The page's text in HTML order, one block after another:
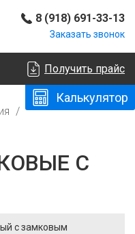
8 (918) 691-33-13
Заказать звонок
Калькулятор
Получить прайс
С
с замковым